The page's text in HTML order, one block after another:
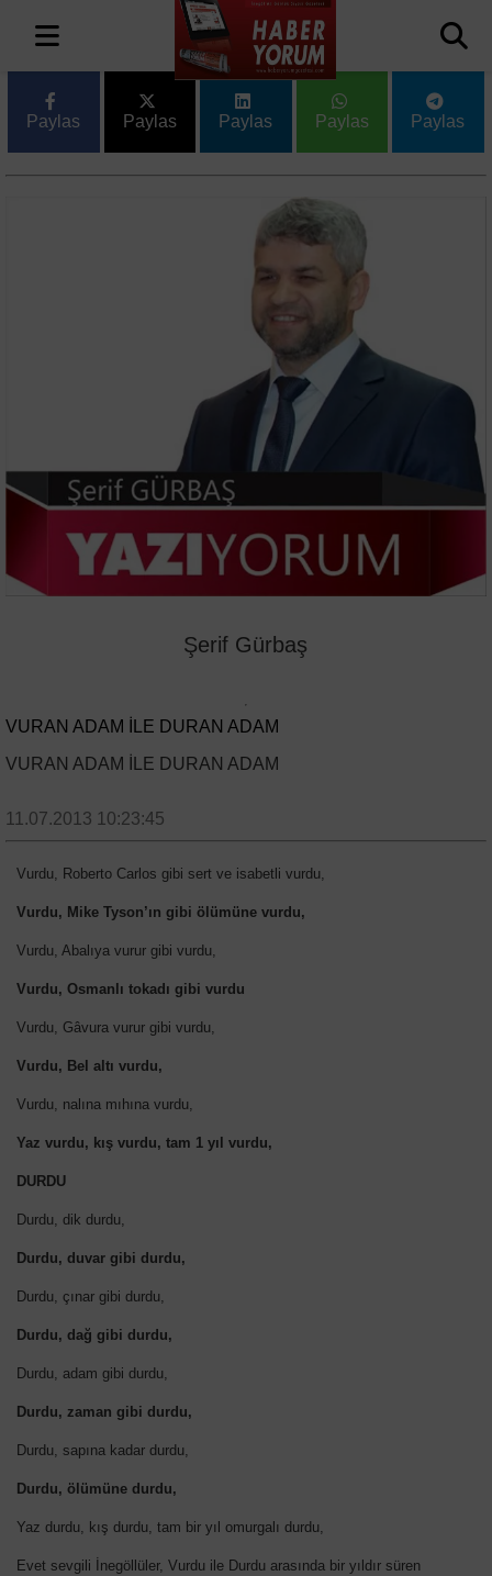
Paylas Paylas Paylas Paylas Paylas
Şerif Gürbaş
VURAN ADAM İLE DURAN ADAM
VURAN ADAM İLE DURAN ADAM
11.07.2013 10:23:45
Vurdu, Roberto Carlos gibi sert ve isabetli vurdu,
Vurdu, Mike Tyson’ın gibi ölümüne vurdu,
Vurdu, Abalıya vurur gibi vurdu,
Vurdu, Osmanlı tokadı gibi vurdu
Vurdu, Gâvura vurur gibi vurdu,
Vurdu, Bel altı vurdu,
Vurdu, nalına mıhına vurdu,
Yaz vurdu, kış vurdu, tam 1 yıl vurdu,
DURDU
Durdu, dik durdu,
Durdu, duvar gibi durdu,
Durdu, çınar gibi durdu,
Durdu, dağ gibi durdu,
Durdu, adam gibi durdu,
Durdu, zaman gibi durdu,
Durdu, sapına kadar durdu,
Durdu, ölümüne durdu,
Yaz durdu, kış durdu, tam bir yıl omurgalı durdu,
Evet sevgili İnegöllüler, Vurdu ile Durdu arasında bir yıldır süren